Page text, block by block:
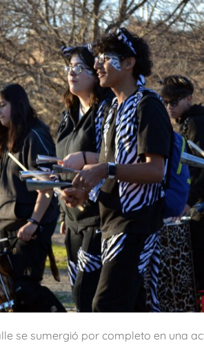
se sumergió por completo en una